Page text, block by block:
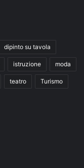
dipinto su tavola
istruzione moda
teatro Turismo